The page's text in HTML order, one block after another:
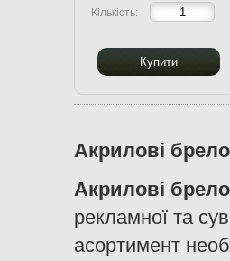
Кількість:
Купити
Акрилові
Акрилові
рекламної та
асортимент